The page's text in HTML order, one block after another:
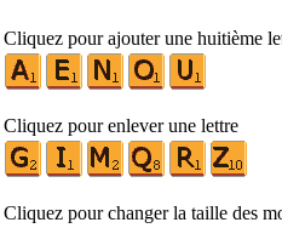
Cliquez pour ajouter une huitième
Cliquez pour enlever une lettre
Cliquez pour changer la taille des